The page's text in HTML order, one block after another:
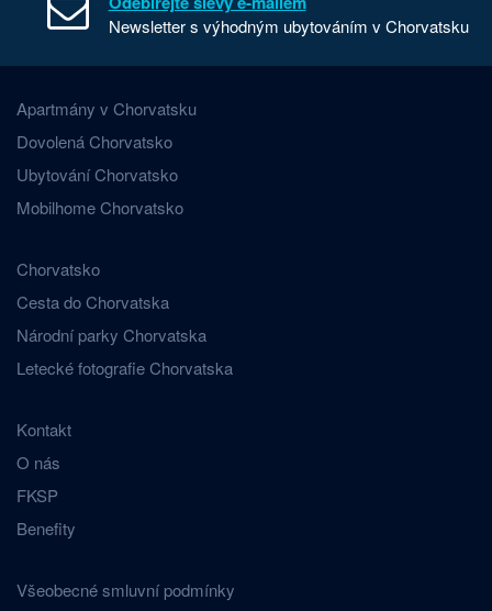
Newsletter s výhodným ubytováním v Chorvatsku
Apartmány v Chorvatsku
Dovolená Chorvatsko
Ubytování Chorvatsko
Mobilhome Chorvatsko
Chorvatsko
Cesta do Chorvatska
Národní parky Chorvatska
Letecké fotografie Chorvatska
Kontakt
O nás
FKSP
Benefity
Všeobecné smluvní podmínky